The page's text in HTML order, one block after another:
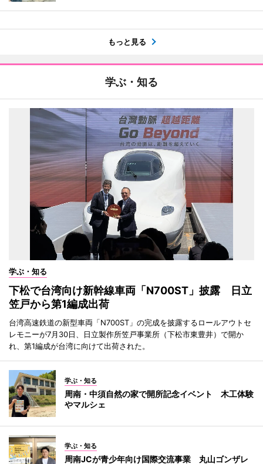
もっと見る
学ぶ・知る
学ぶ・知る
下松で台湾向け新幹線車両「N700ST」披露 日立
笠戸から第1編成出荷
台湾高速鉄道の新型車両「N700ST」の完成を披露するロールアウトセ
レモニーが7月30日、日立製作所笠戸事業所（下松市東豊井）で開か
れ、第1編成が台湾に向けて出荷された。
学ぶ・知る
周南・中須自然の家で開所記念イベント 木工体験
やマルシェ
学ぶ・知る
周南JCが青少年向け国際交流事業 丸山ゴンザレ